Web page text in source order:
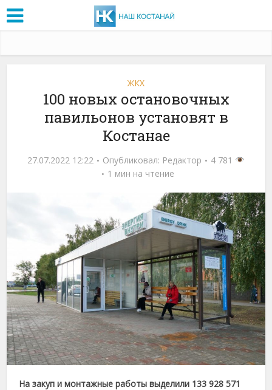
ЖКХ
100 новых остановочных
павильонов установят в
Костанае
27.07.2022 12:22 Опубликовал: Редактор
4 781
1 мин на чтение
На закуп и монтажные работы выделили 133 928 571